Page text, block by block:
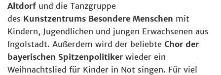
Altdorf und die Tanzgruppe
des Kunstzentrums Besondere Menschen mit
Kindern, Jugendlichen und jungen Erwachsenen aus
Ingolstadt. Außerdem wird der beliebte Chor der
bayerischen Spitzenpolitiker wieder ein
Weihnachtslied für Kinder in Not singen. Für viel